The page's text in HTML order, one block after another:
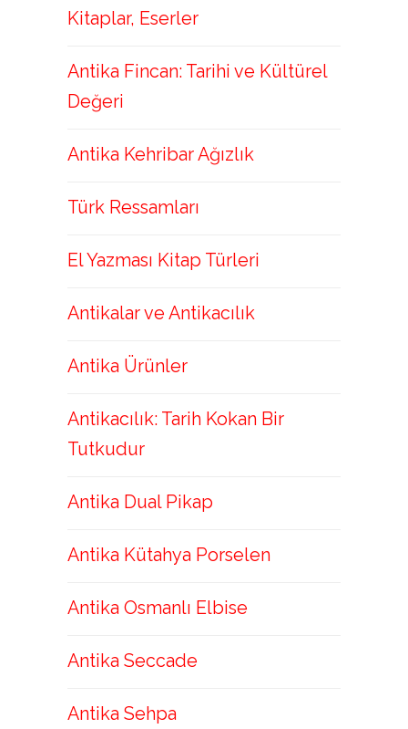
Kitaplar, Eserler
Antika Fincan: Tarihi ve Kültürel
Değeri
Antika Kehribar Ağızlık
Türk Ressamları
El Yazması Kitap Türleri
Antikalar ve Antikacılık
Antika Ürünler
Antikacılık: Tarih Kokan Bir
Tutkudur
Antika Dual Pikap
Antika Kütahya Porselen
Antika Osmanlı Elbise
Antika Seccade
Antika Sehpa